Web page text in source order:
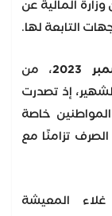
بعد إعلان وزارة المالية عن
التابعة لها.
، من
إذ تصدرت
خاصة
تزامنًا مع
المعيشة